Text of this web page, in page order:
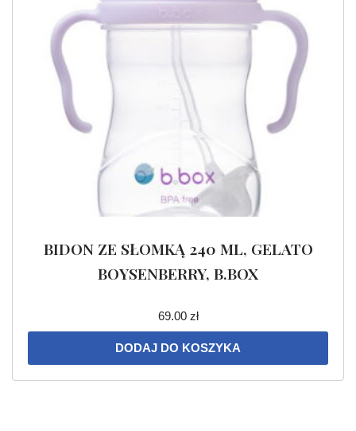
BIDON ZE SŁOMKĄ 240 ML, GELATO
BOYSENBERRY, B.BOX
69.00 zł
DODAJ DO KOSZYKA